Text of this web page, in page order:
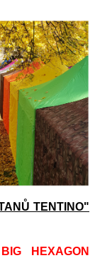
TENTINO"
HEXAGON